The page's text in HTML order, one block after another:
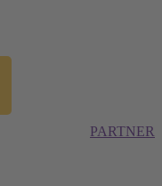
PARTNER